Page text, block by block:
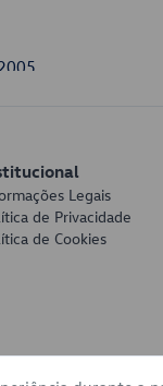
Legais
de Privacidade
de Cookies